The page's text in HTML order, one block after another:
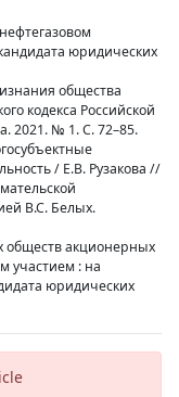
юридических
общества
кодекса Российской
2021. № 1. С. 72–85.
/ Е.В. Рузакова //
В.С. Белых.
обществ акционерных
участием : на
юридических